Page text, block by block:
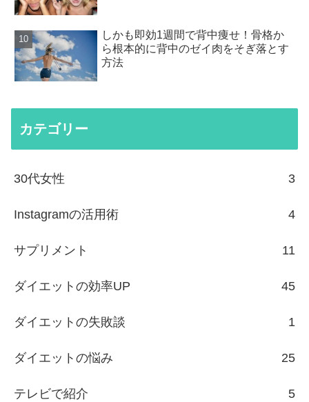
しかも即効1週間で背中痩せ！骨格か
ら根本的に背中のゼイ肉をそぎ落とす
方法
カテゴリー
30代女性 3
Instagramの活用術 4
サプリメント 11
ダイエットの効率UP 45
ダイエットの失敗談 1
ダイエットの悩み 25
テレビで紹介 5